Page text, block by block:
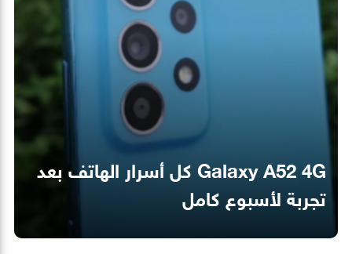
Galaxy A52 4G كل أسرار الهاتف بعد
تجربة لأسبوع كامل